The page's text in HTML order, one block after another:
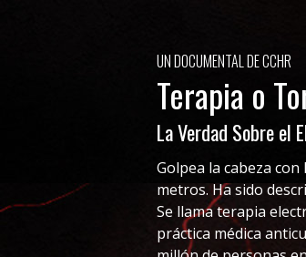
UN DOCUMENTAL DE CCHR
Terapia o
La Verdad Sobre el
Golpea la cabeza
metros. Ha sido
Se llama terapia
práctica médica